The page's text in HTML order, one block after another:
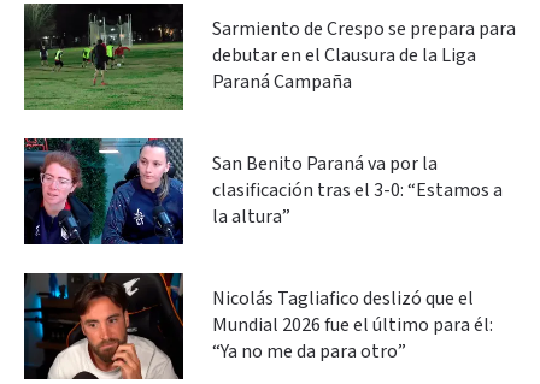
Sarmiento de Crespo se prepara para
debutar en el Clausura de la Liga
Paraná Campaña
San Benito Paraná va por la
clasificación tras el 3-0: “Estamos a
la altura”
Nicolás Tagliafico deslizó que el
Mundial 2026 fue el último para él:
“Ya no me da para otro”